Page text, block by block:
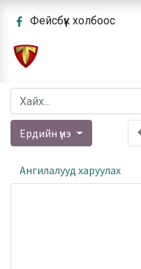
Фейсбүүк холбоос
Ердийн үнэ
Ангилалууд харуулах